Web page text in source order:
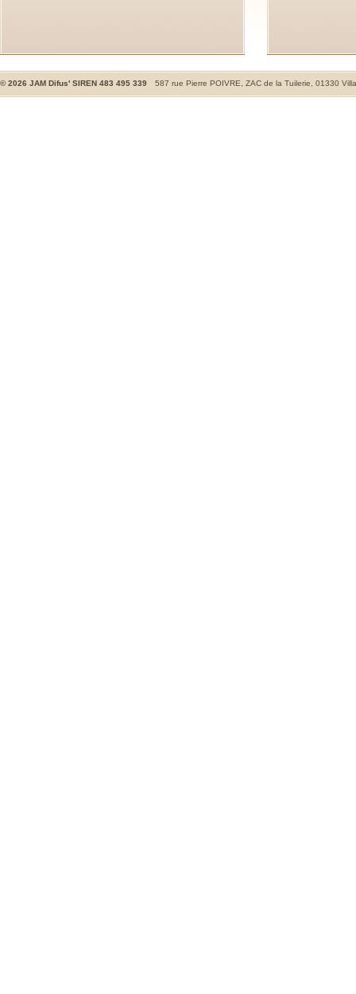
©2026 JAM Difus' SIREN 483 495 339 587 rue Pierre POIVRE, ZAC de la Tuilerie, 01330